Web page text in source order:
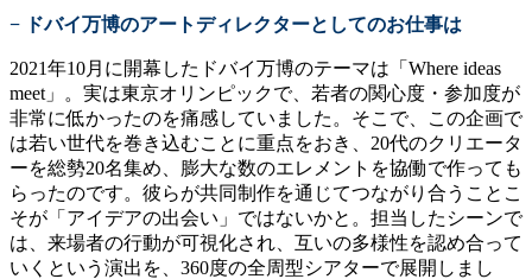
− ドバイ万博のアートディレクターとしてのお仕事は
2021年10月に開幕したドバイ万博のテーマは「Where ideas
meet」。実は東京オリンピックで、若者の関心度・参加度が
非常に低かったのを痛感していました。そこで、この企画で
は若い世代を巻き込むことに重点をおき、20代のクリエータ
ーを総勢20名集め、膨大な数のエレメントを協働で作っても
らったのです。彼らが共同制作を通じてつながり合うことこ
そが「アイデアの出会い」ではないかと。担当したシーンで
は、来場者の行動が可視化され、互いの多様性を認め合って
いくという演出を、360度の全周型シアターで展開しまし